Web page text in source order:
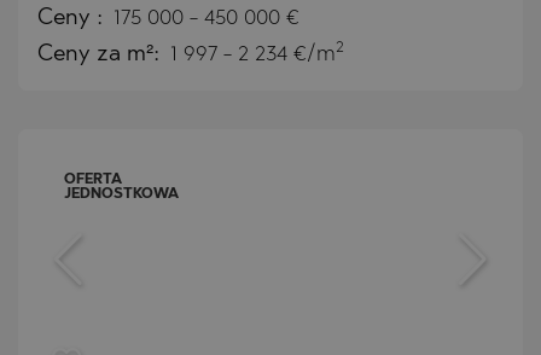
Ceny : 175 000 - 450 000 €
Ceny za m²: 1 997 - 2 234 €/m2
OFERTA
JEDNOSTKOWA